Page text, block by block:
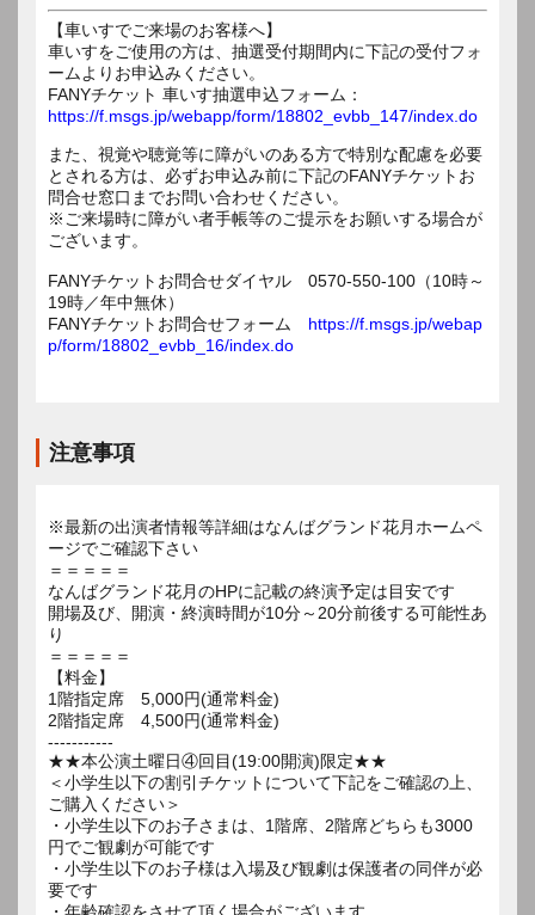
【車いすでご来場のお客様へ】
車いすをご使用の方は、抽選受付期間内に下記の受付フォ
ームよりお申込みください。
FANYチケット 車いす抽選申込フォーム：
https://f.msgs.jp/webapp/form/18802_evbb_147/index.do
また、視覚や聴覚等に障がいのある方で特別な配慮を必要
とされる方は、必ずお申込み前に下記のFANYチケットお
問合せ窓口までお問い合わせください。
※ご来場時に障がい者手帳等のご提示をお願いする場合が
ございます。
FANYチケットお問合せダイヤル 0570-550-100（10時～
19時／年中無休）
FANYチケットお問合せフォーム https://f.msgs.jp/webap
p/form/18802_evbb_16/index.do
注意事項
※最新の出演者情報等詳細はなんばグランド花月ホームペ
ージでご確認下さい
＝＝＝＝＝
なんばグランド花月のHPに記載の終演予定は目安です
開場及び、開演・終演時間が10分～20分前後する可能性あ
り
＝＝＝＝＝
【料金】
1階指定席 5,000円(通常料金)
2階指定席 4,500円(通常料金)
-----------
★★本公演土曜日④回目(19:00開演)限定★★
＜小学生以下の割引チケットについて下記をご確認の上、
ご購入ください＞
・小学生以下のお子さまは、1階席、2階席どちらも3000
円でご観劇が可能です
・小学生以下のお子様は入場及び観劇は保護者の同伴が必
要です